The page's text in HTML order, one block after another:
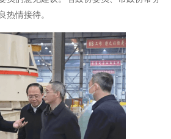
热情接待。